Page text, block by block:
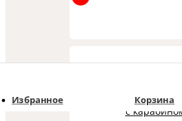
Избранное Корзина